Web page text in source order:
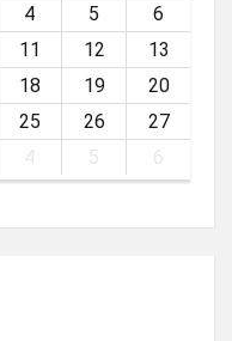
4 5
6
11 12
13
18 19
20
25 26
27